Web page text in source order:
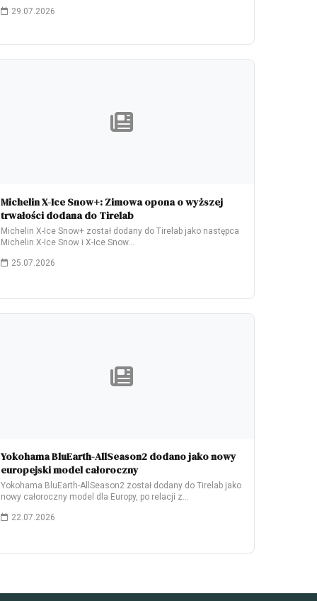
29.07.2026
Michelin X-Ice Snow+: Zimowa opona o wyższej
trwałości dodana do Tirelab
Michelin X-Ice Snow+ został dodany do Tirelab jako następca
Michelin X-Ice Snow i X-Ice Snow…
25.07.2026
Yokohama BluEarth-AllSeason2 dodano jako nowy
europejski model całoroczny
Yokohama BluEarth-AllSeason2 został dodany do Tirelab jako
nowy całoroczny model dla Europy, po relacji z…
22.07.2026